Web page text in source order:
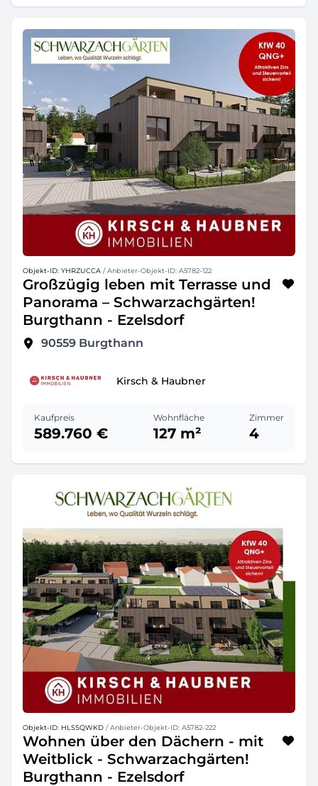
Objekt-ID: YHRZUCCA / Anbieter-Objekt-ID: A5782-122
Großzügig leben mit Terrasse und
Panorama – Schwarzachgärten!
Burgthann - Ezelsdorf
90559 Burgthann
Kirsch & Haubner
Kaufpreis
589.760 €
Wohnfläche
127 m²
Zimmer
4
Objekt-ID: HLSSQWKD / Anbieter-Objekt-ID: A5782-222
Wohnen über den Dächern - mit
Weitblick - Schwarzachgärten!
Burgthann - Ezelsdorf